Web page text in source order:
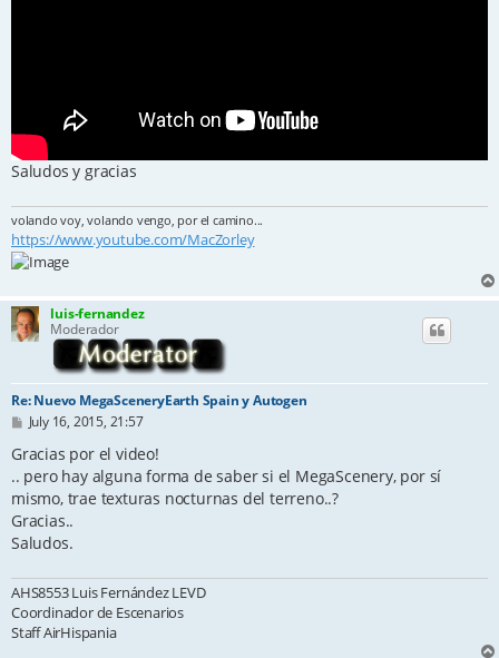
Saludos y gracias
volando voy, volando vengo, por el camino...
https://www.youtube.com/MacZorley
luis-fernandez
Moderador
Re: Nuevo MegaSceneryEarth Spain y Autogen
P
s
July 16, 2015, 21:57
Gracias por el video!
.. pero hay alguna forma de saber si el MegaScenery, por sí
mismo, trae texturas nocturnas del terreno..?
Gracias..
Saludos.
AHS8553 Luis Fernández LEVD
Coordinador de Escenarios
Staff AirHispania